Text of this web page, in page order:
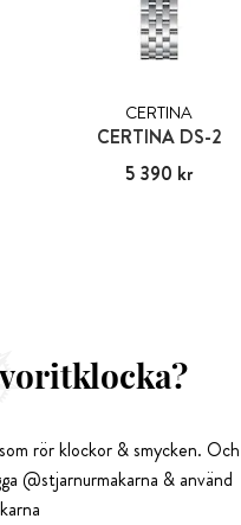
CERTINA
CERTINA DS-2
Pris :5 390 kr
5 390 kr
rör klockor & smycken. Och
@stjarnurmakarna & använd